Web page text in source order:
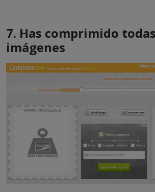
7. Has comprimido
imágenes